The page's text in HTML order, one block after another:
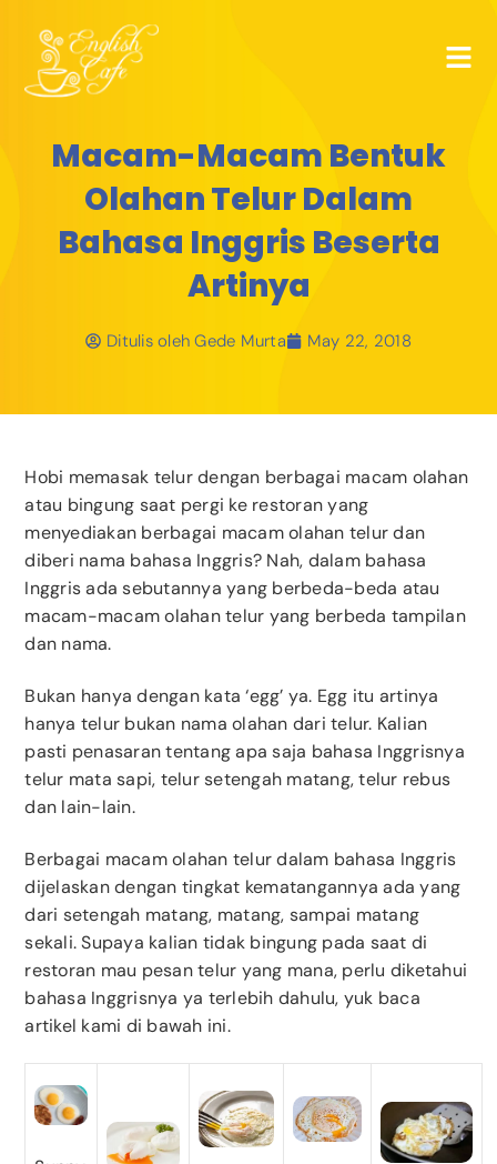
Macam-Macam Bentuk
Olahan Telur Dalam
Bahasa Inggris Beserta
Artinya
Ditulis oleh Gede Murta May 22, 2018
Hobi memasak telur dengan berbagai macam olahan
atau bingung saat pergi ke restoran yang
menyediakan berbagai macam olahan telur dan
diberi nama bahasa Inggris? Nah, dalam bahasa
Inggris ada sebutannya yang berbeda-beda atau
macam-macam olahan telur yang berbeda tampilan
dan nama.
Bukan hanya dengan kata ‘egg’ ya. Egg itu artinya
hanya telur bukan nama olahan dari telur. Kalian
pasti penasaran tentang apa saja bahasa Inggrisnya
telur mata sapi, telur setengah matang, telur rebus
dan lain-lain.
Berbagai macam olahan telur dalam bahasa Inggris
dijelaskan dengan tingkat kematangannya ada yang
dari setengah matang, matang, sampai matang
sekali. Supaya kalian tidak bingung pada saat di
restoran mau pesan telur yang mana, perlu diketahui
bahasa Inggrisnya ya terlebih dahulu, yuk baca
artikel kami di bawah ini.